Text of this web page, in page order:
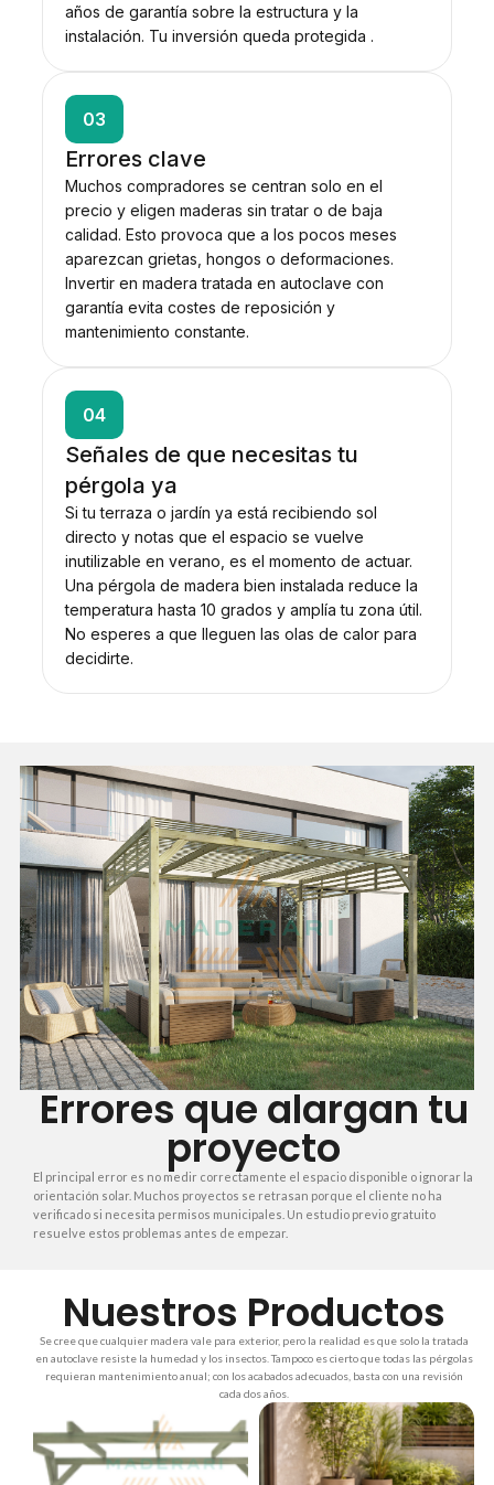
años de garantía sobre la estructura y la
instalación. Tu inversión queda protegida .
03
Errores clave
Muchos compradores se centran solo en el
precio y eligen maderas sin tratar o de baja
calidad. Esto provoca que a los pocos meses
aparezcan grietas, hongos o deformaciones.
Invertir en madera tratada en autoclave con
garantía evita costes de reposición y
mantenimiento constante.
04
Señales de que necesitas tu
pérgola ya
Si tu terraza o jardín ya está recibiendo sol
directo y notas que el espacio se vuelve
inutilizable en verano, es el momento de actuar.
Una pérgola de madera bien instalada reduce la
temperatura hasta 10 grados y amplía tu zona útil.
No esperes a que lleguen las olas de calor para
decidirte.
Errores que alargan tu
proyecto
El principal error es no medir correctamente el espacio disponible o ignorar la
orientación solar. Muchos proyectos se retrasan porque el cliente no ha
verificado si necesita permisos municipales. Un estudio previo gratuito
resuelve estos problemas antes de empezar.
Nuestros Productos
Se cree que cualquier madera vale para exterior, pero la realidad es que solo la tratada
en autoclave resiste la humedad y los insectos. Tampoco es cierto que todas las pérgolas
requieran mantenimiento anual; con los acabados adecuados, basta con una revisión
cada dos años.